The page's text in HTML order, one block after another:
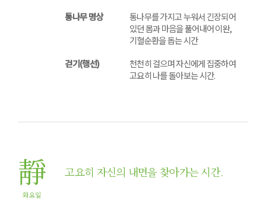
통나무 명상
통나무를 가지고 누워서 긴장되어
있던 몸과 마음을 풀어내어 이완,
기혈순환을 돕는 시간
걷기(행선)
천천히 걸으며 자신에게 집중하여
고요히 나를 돌아보는 시간.
靜
화요일
고요히 자신의 내면을 찾아가는 시간.